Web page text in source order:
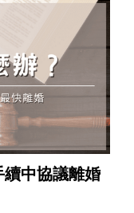
中協議離婚